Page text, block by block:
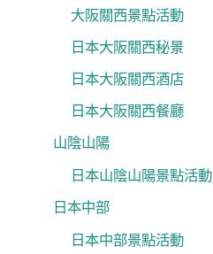
大阪關西景點活動
日本大阪關西秘景
日本大阪關西酒店
日本大阪關西餐廳
山陰山陽
日本山陰山陽景點活動
日本中部
日本中部景點活動